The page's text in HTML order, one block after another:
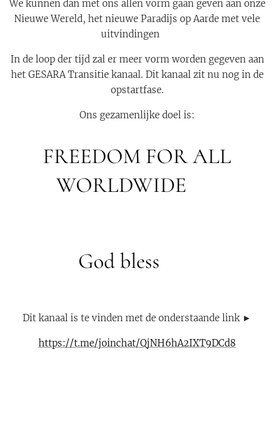
We kunnen dan met ons allen vorm gaan geven aan onze
Nieuwe Wereld, het nieuwe Paradijs op Aarde met vele
uitvindingen 🙏
In de loop der tijd zal er meer vorm worden gegeven aan
het GESARA Transitie kanaal. Dit kanaal zit nu nog in de
opstartfase.
Ons gezamenlijke doel is:
FREEDOM FOR ALL
WORLDWIDE 🦋
God bless 🙏
Dit kanaal is te vinden met de onderstaande link ►
https://t.me/joinchat/QjNH6hA2IXT9DCd8